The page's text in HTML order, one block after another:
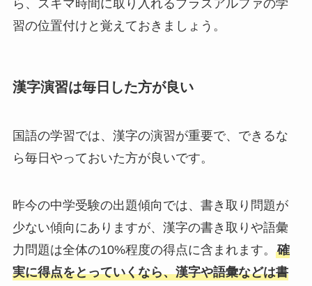
ら、スキマ時間に取り入れるプラスアルファの学
習の位置付けと覚えておきましょう。
漢字演習は毎日した方が良い
国語の学習では、漢字の演習が重要で、できるな
ら毎日やっておいた方が良いです。
昨今の中学受験の出題傾向では、書き取り問題が
少ない傾向にありますが、漢字の書き取りや語彙
力問題は全体の10%程度の得点に含まれます。 確
実に得点をとっていくなら、漢字や語彙などは書